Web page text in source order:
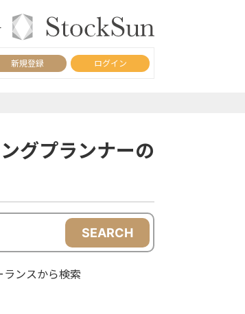
新規登録 ログイン
グプランナーの
SEARCH
ランスから検索